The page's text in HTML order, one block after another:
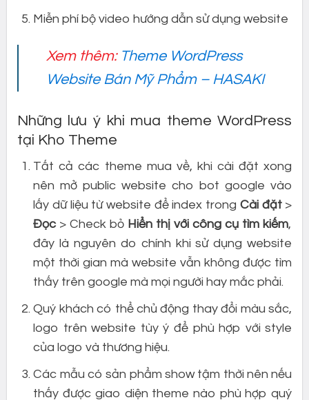
Miễn phí bộ video hướng dẫn sử dụng website
Xem thêm: Theme WordPress
Website Bán Mỹ Phẩm – HASAKI
Những lưu ý khi mua theme WordPress
tại Kho Theme
Tất cả các theme mua về, khi cài đặt xong
nên mở public website cho bot google vào
lấy dữ liệu từ website để index trong Cài đặt>
Đọc> Check bỏ Hiển thị với công cụ tìm kiếm,
đây là nguyên do chính khi sử dụng website
một thời gian mà website vẫn không được tìm
thấy trên google mà mọi người hay mắc phải.
Quý khách có thể chủ động thay đổi màu sắc,
logo trên website tùy ý để phù hợp với style
của logo và thương hiệu.
Các mẫu có sản phẩm show tậm thời nên nếu
thấy được giao diện theme nào phù hợp quý